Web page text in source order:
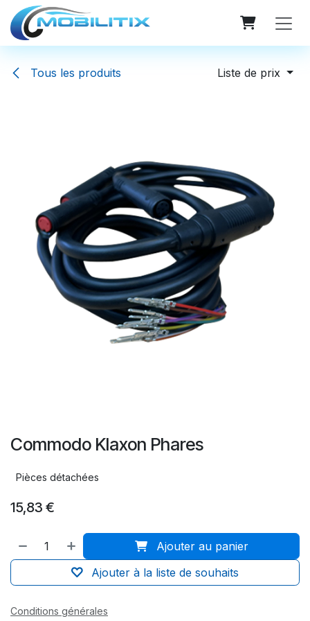
Se rendre au contenu
Tous les produits Liste de prix
Commodo Klaxon Phares
Pièces détachées
15,83 €
Ajouter au panier
Ajouter à la liste de souhaits
Conditions générales